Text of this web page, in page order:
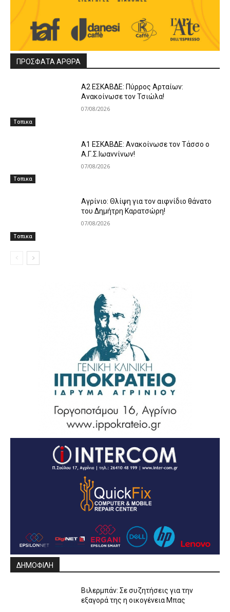
ΠΡΟΣΦΑΤΑ ΑΡΘΡΑ
Τοπικα
A2 ΕΣΚΑΒΔΕ: Πύρρος Αρταίων:
Ανακοίνωσε τον Τσιώλα!
07/08/2026
Τοπικα
Α1 ΕΣΚΑΒΔΕ: Ανακοίνωσε τον Τάσσο ο
Α.Γ.Σ.Ιωαννίνων!
07/08/2026
Τοπικα
Αγρίνιο: Θλίψη για τον αιφνίδιο θάνατο
του Δημήτρη Καρατσώρη!
07/08/2026
ΔΗΜΟΦΙΛΗ
Βιλερμπάν: Σε συζητήσεις για την
εξαγορά της η οικογένεια Μπας